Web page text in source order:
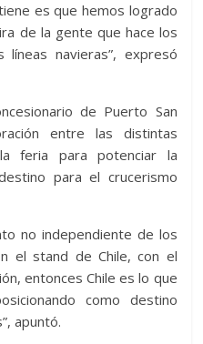
es que hemos logrado
de la gente que hace los
navieras”, expresó
de Puerto San
entre las distintas
feria para potenciar la
para el crucerismo
no independiente de los
el stand de Chile, con el
entonces Chile es lo que
como destino
apuntó.